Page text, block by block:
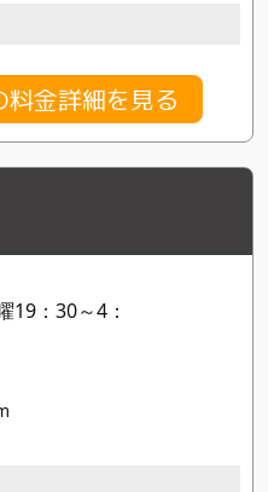
金詳細を見る
19：30～4：